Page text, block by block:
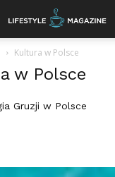
Kultura w Polsce
w Polsce
Gruzji w Polsce